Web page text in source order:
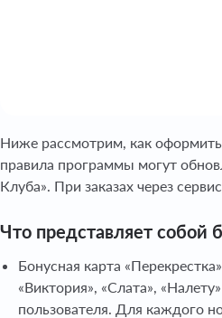
Ниже рассмотрим, как оформить
правила программы могут
Клуба». При заказах через
Что представляет собой
Бонусная карта
«Виктория», «Слата»,
пользователя. Для каждого